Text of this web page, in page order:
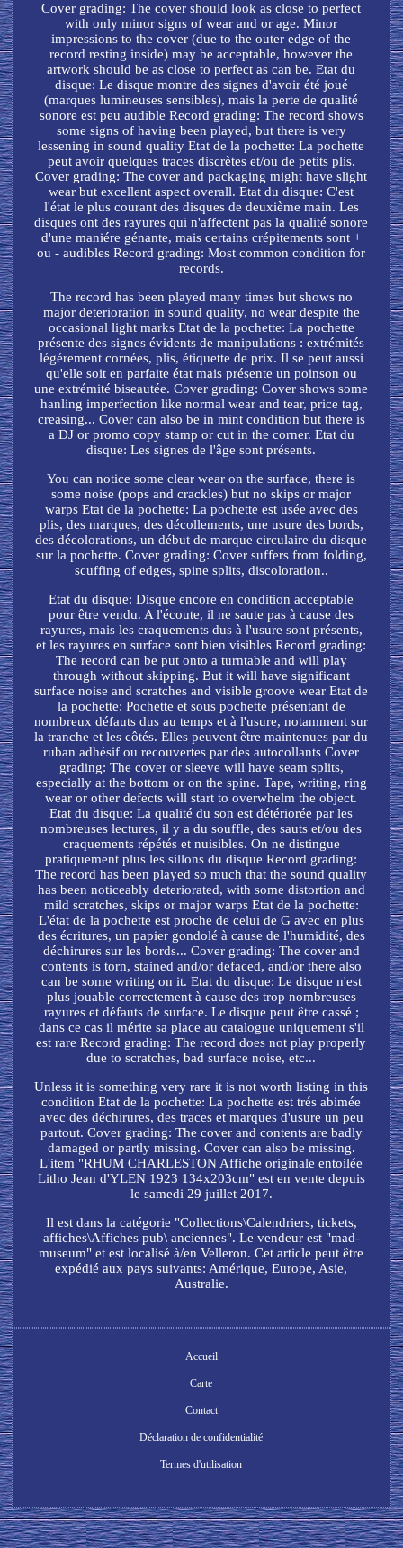
Cover grading: The cover should look as close to perfect
with only minor signs of wear and or age. Minor
impressions to the cover (due to the outer edge of the
record resting inside) may be acceptable, however the
artwork should be as close to perfect as can be. Etat du
disque: Le disque montre des signes d'avoir été joué
(marques lumineuses sensibles), mais la perte de qualité
sonore est peu audible Record grading: The record shows
some signs of having been played, but there is very
lessening in sound quality Etat de la pochette: La pochette
peut avoir quelques traces discrètes et/ou de petits plis.
Cover grading: The cover and packaging might have slight
wear but excellent aspect overall. Etat du disque: C'est
l'état le plus courant des disques de deuxième main. Les
disques ont des rayures qui n'affectent pas la qualité sonore
d'une maniére génante, mais certains crépitements sont +
ou - audibles Record grading: Most common condition for
records.
The record has been played many times but shows no
major deterioration in sound quality, no wear despite the
occasional light marks Etat de la pochette: La pochette
présente des signes évidents de manipulations : extrémités
légérement cornées, plis, étiquette de prix. Il se peut aussi
qu'elle soit en parfaite état mais présente un poinson ou
une extrémité biseautée. Cover grading: Cover shows some
hanling imperfection like normal wear and tear, price tag,
creasing... Cover can also be in mint condition but there is
a DJ or promo copy stamp or cut in the corner. Etat du
disque: Les signes de l'âge sont présents.
You can notice some clear wear on the surface, there is
some noise (pops and crackles) but no skips or major
warps Etat de la pochette: La pochette est usée avec des
plis, des marques, des décollements, une usure des bords,
des décolorations, un début de marque circulaire du disque
sur la pochette. Cover grading: Cover suffers from folding,
scuffing of edges, spine splits, discoloration..
Etat du disque: Disque encore en condition acceptable
pour être vendu. A l'écoute, il ne saute pas à cause des
rayures, mais les craquements dus à l'usure sont présents,
et les rayures en surface sont bien visibles Record grading:
The record can be put onto a turntable and will play
through without skipping. But it will have significant
surface noise and scratches and visible groove wear Etat de
la pochette: Pochette et sous pochette présentant de
nombreux défauts dus au temps et à l'usure, notamment sur
la tranche et les côtés. Elles peuvent être maintenues par du
ruban adhésif ou recouvertes par des autocollants Cover
grading: The cover or sleeve will have seam splits,
especially at the bottom or on the spine. Tape, writing, ring
wear or other defects will start to overwhelm the object.
Etat du disque: La qualité du son est détériorée par les
nombreuses lectures, il y a du souffle, des sauts et/ou des
craquements répétés et nuisibles. On ne distingue
pratiquement plus les sillons du disque Record grading:
The record has been played so much that the sound quality
has been noticeably deteriorated, with some distortion and
mild scratches, skips or major warps Etat de la pochette:
L'état de la pochette est proche de celui de G avec en plus
des écritures, un papier gondolé à cause de l'humidité, des
déchirures sur les bords... Cover grading: The cover and
contents is torn, stained and/or defaced, and/or there also
can be some writing on it. Etat du disque: Le disque n'est
plus jouable correctement à cause des trop nombreuses
rayures et défauts de surface. Le disque peut être cassé ;
dans ce cas il mérite sa place au catalogue uniquement s'il
est rare Record grading: The record does not play properly
due to scratches, bad surface noise, etc...
Unless it is something very rare it is not worth listing in this
condition Etat de la pochette: La pochette est trés abimée
avec des déchirures, des traces et marques d'usure un peu
partout. Cover grading: The cover and contents are badly
damaged or partly missing. Cover can also be missing.
L'item "RHUM CHARLESTON Affiche originale entoilée
Litho Jean d'YLEN 1923 134x203cm" est en vente depuis
le samedi 29 juillet 2017.
Il est dans la catégorie "Collections\Calendriers, tickets,
affiches\Affiches pub\ anciennes". Le vendeur est "mad-
museum" et est localisé à/en Velleron. Cet article peut être
expédié aux pays suivants: Amérique, Europe, Asie,
Australie.
Accueil
Carte
Contact
Déclaration de confidentialité
Termes d'utilisation